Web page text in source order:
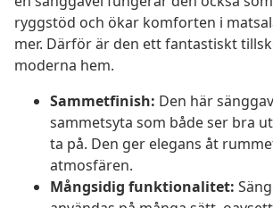
ryggstöd och ökar komforten i
mer. Därför är den ett fantastiskt
moderna hem.
Sammetfinish: Den här
sammetsyta som både ser bra
ta på. Den ger elegans åt
atmosfären.
Mångsidig funktionalitet: